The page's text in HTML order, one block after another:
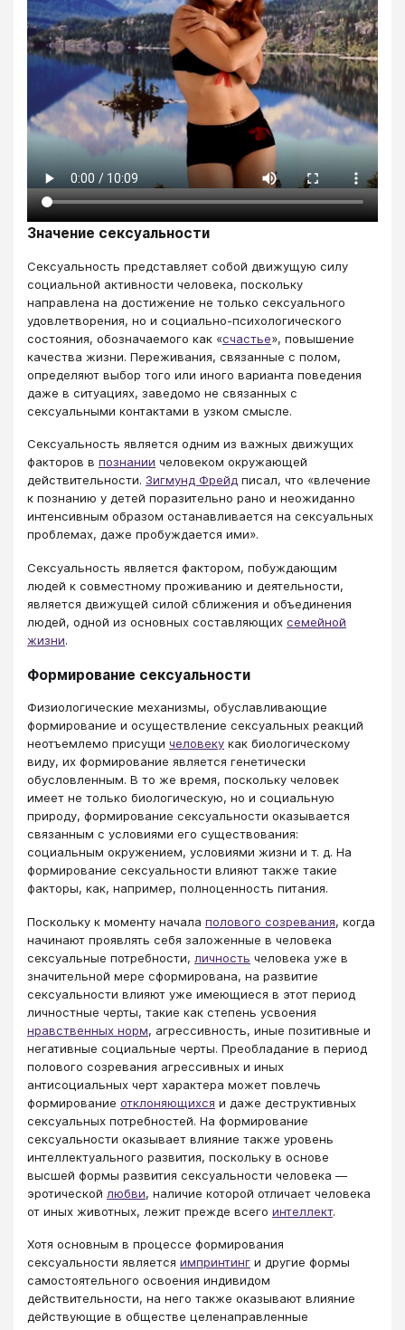
Значение сексуальности
Сексуальность представляет собой движущую силу
социальной активности человека, поскольку
направлена на достижение не только сексуального
удовлетворения, но и социально-психологического
состояния, обозначаемого как «счастье», повышение
качества жизни. Переживания, связанные с полом,
определяют выбор того или иного варианта поведения
даже в ситуациях, заведомо не связанных с
сексуальными контактами в узком смысле.
Сексуальность является одним из важных движущих
факторов в познании человеком окружающей
действительности. Зигмунд Фрейд писал, что «влечение
к познанию у детей поразительно рано и неожиданно
интенсивным образом останавливается на сексуальных
проблемах, даже пробуждается ими».
Сексуальность является фактором, побуждающим
людей к совместному проживанию и деятельности,
является движущей силой сближения и объединения
людей, одной из основных составляющих семейной
жизни.
Формирование сексуальности
Физиологические механизмы, обуславливающие
формирование и осуществление сексуальных реакций
неотъемлемо присущи человеку как биологическому
виду, их формирование является генетически
обусловленным. В то же время, поскольку человек
имеет не только биологическую, но и социальную
природу, формирование сексуальности оказывается
связанным с условиями его существования:
социальным окружением, условиями жизни и т. д. На
формирование сексуальности влияют также такие
факторы, как, например, полноценность питания.
Поскольку к моменту начала полового созревания, когда
начинают проявлять себя заложенные в человека
сексуальные потребности, личность человека уже в
значительной мере сформирована, на развитие
сексуальности влияют уже имеющиеся в этот период
личностные черты, такие как степень усвоения
нравственных норм, агрессивность, иные позитивные и
негативные социальные черты. Преобладание в период
полового созревания агрессивных и иных
антисоциальных черт характера может повлечь
формирование отклоняющихся и даже деструктивных
сексуальных потребностей. На формирование
сексуальности оказывает влияние также уровень
интеллектуального развития, поскольку в основе
высшей формы развития сексуальности человека —
эротической любви, наличие которой отличает человека
от иных животных, лежит прежде всего интеллект.
Хотя основным в процессе формирования
сексуальности является импринтинг и другие формы
самостоятельного освоения индивидом
действительности, на него также оказывают влияние
действующие в обществе целенаправленные